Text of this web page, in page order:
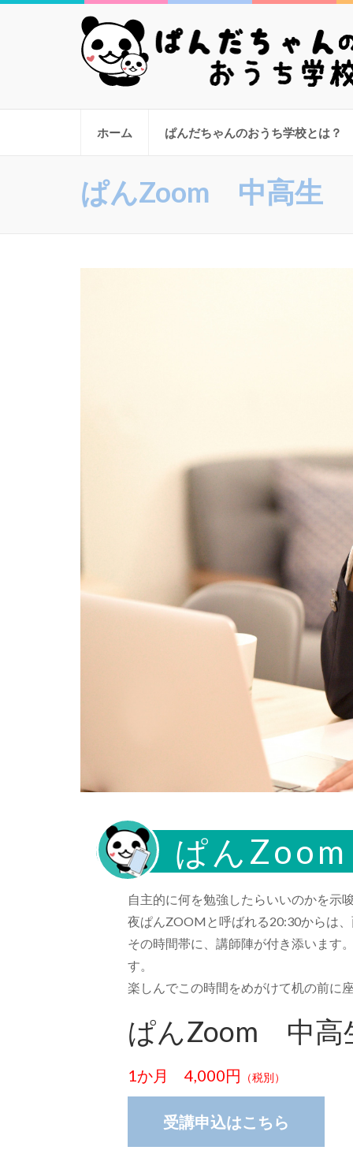
ぱんだちゃんのおうち
ホーム ぱんだちゃんのおうち学校とは？
ぱんZoom 中高生
ぱん
自主的に何を勉強したらいいのかを示
夜ぱんZOOMと呼ばれる20:30からは
その時間帯に、講師陣が付き添います
す。
楽しんでこの時間をめがけて机の前に
ぱんZoom 中高
1か月 4,000円 （税別）
受講申込はこちら